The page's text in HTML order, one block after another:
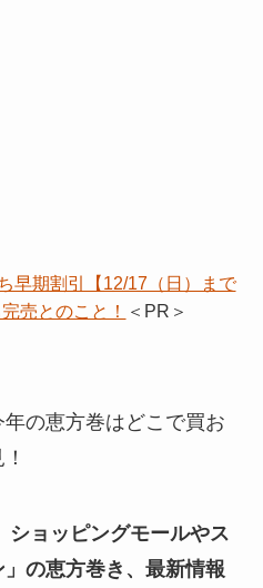
早期割引【12/17（日）まで
売とのこと！
＜PR＞
の恵方巻はどこで買お
ショッピングモールやス
の恵方巻き、最新情報